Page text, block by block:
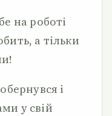
на роботі
а тільки
і
у свій